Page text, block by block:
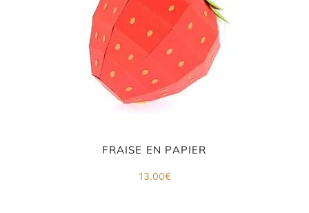
FRAISE EN PAPIER
13.00€
OBJETS PERSONNALISÉS